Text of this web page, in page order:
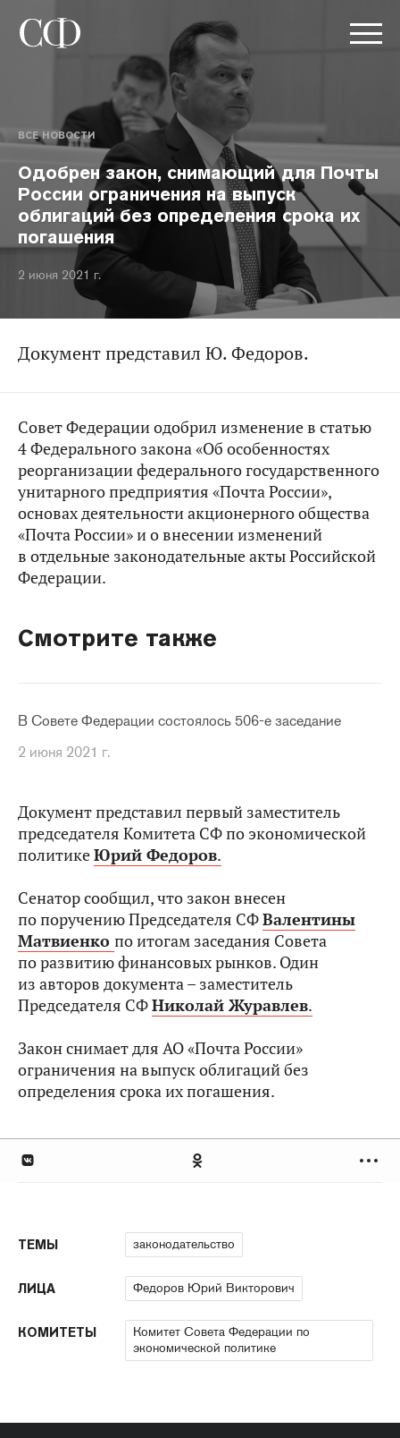
ВСЕ НОВОСТИ
Одобрен закон, снимающий для Почты
России ограничения на выпуск
облигаций без определения срока их
погашения
2 июня 2021 г.
Документ представил Ю. Федоров.
Совет Федерации одобрил изменение в статью
4 Федерального закона «Об особенностях
реорганизации федерального государственного
унитарного предприятия «Почта России»,
основах деятельности акционерного общества
«Почта России» и о внесении изменений
в отдельные законодательные акты Российской
Федерации.
Смотрите также
В Совете Федерации состоялось 506-е заседание
2 июня 2021 г.
Документ представил первый заместитель
председателя Комитета СФ по экономической
политикеЮрий Федоров.
Сенатор сообщил, что закон внесен
по поручению Председателя СФВалентины
Матвиенко по итогам заседания Совета
по развитию финансовых рынков. Один
из авторов документа – заместитель
Председателя СФНиколай Журавлев.
Закон снимает для АО «Почта России»
ограничения на выпуск облигаций без
определения срока их погашения.
ТЕМЫ законодательство
ЛИЦА Федоров Юрий Викторович
КОМИТЕТЫ
Комитет Совета Федерации по
экономической политике